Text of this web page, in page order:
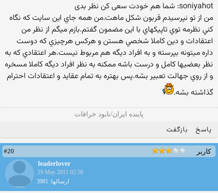
soniyahot: شما هم خودت سعی كن نظر بدی
من از تو نپرسيدم قربون شكل ماهت.من همه جاي اين سايت كه نگاه
كني نظرمه توي تاپيكهاي با اين مضمون گفتم.بازم ميگم از نظر من
اعتقادات و دين كاملا شخصي هستن و هركس هرچيزي كه دوست
داره ميتونه بپرسته و به افراد ديگه هم مربوط نيست.هر اعتقادي كه به
نظر بعضيها كامل و درست باشه ممكنه به نظر افراد ديگه كاملا مسخره
و از روي جهالت تعبير بشه.پس بهتره به تمام عقايد و اعتقادات احترام
گذاشته بشه.
پاينده ايران/نابود خرافات
پاسخ بازگفت
کاربر
#20
leaderlover
19 May 2011 02:50
ارسالها: 3981